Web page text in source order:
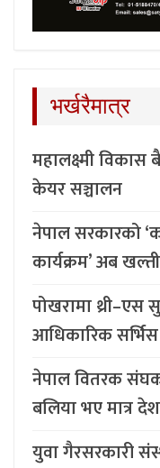
भर्खरैमात्र
महालक्ष्मी विकास
केयर सञ्चालन
नेपाल सरकारको
कार्यक्रम’ अब
पोखरामा थ्री–एस
आधिकारिक
नेपाल वितरक
बलिया भए मात्र
युवा गैरसरकारी